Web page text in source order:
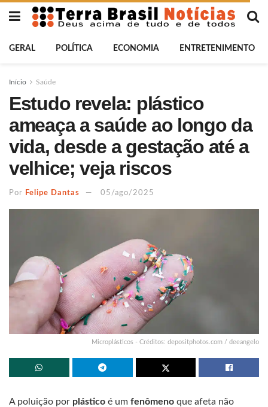
GERAL POLÍTICA ECONOMIA ENTRETENIMENTO
Início Saúde
Estudo revela: plástico
ameaça a saúde ao longo da
vida, desde a gestação até a
velhice; veja riscos
Por Felipe Dantas 05/ago/2025
Microplásticos - Créditos: depositphotos.com / deeangelo
A poluição por plástico é um fenômeno que afeta não